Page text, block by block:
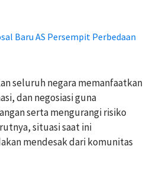
Baru AS Persempit Perbedaan
seluruh negara memanfaatkan
dan negosiasi guna
serta mengurangi risiko
situasi saat ini
mendesak dari komunitas